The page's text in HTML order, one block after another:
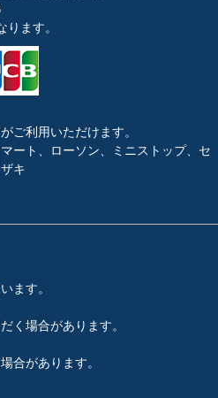
ます。
ご利用いただけます。
ート、ローソン、ミニストップ、セ
キ
ます。
く場合があります。
合があります。